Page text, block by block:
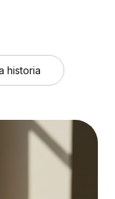
historia